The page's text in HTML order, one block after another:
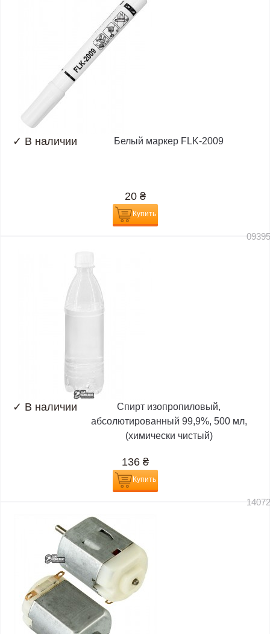
✓ В наличии Белый маркер FLK-2009
20 ₴
Купить
✓ В наличии
Спирт изопропиловый,
абсолютированный 99,9%, 500 мл,
(химически чистый)
136 ₴
Купить